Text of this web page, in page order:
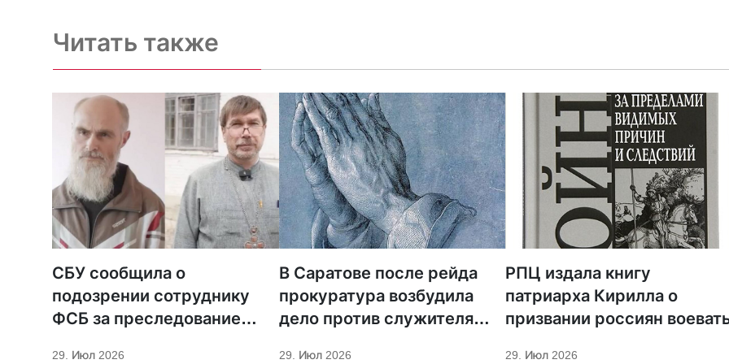
Читать также
СБУ сообщила о
подозрении сотруднику
ФСБ за преследование
29. Июл 2026
В Саратове после рейда
прокуратура возбудила
дело против служителя
29. Июл 2026
РПЦ издала книгу
патриарха Кирилла о
призвании россиян
29. Июл 2026